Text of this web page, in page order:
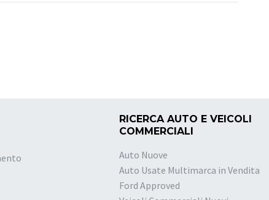
RICERCA AUTO E VEICOLI
COMMERCIALI
Auto Nuove
Auto Usate Multimarca in Vendita
Ford Approved